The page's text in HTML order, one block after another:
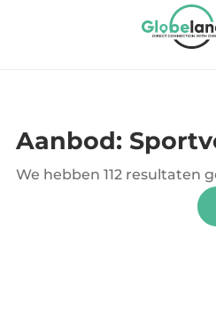
Aanbod:
We hebben 112 resultaten